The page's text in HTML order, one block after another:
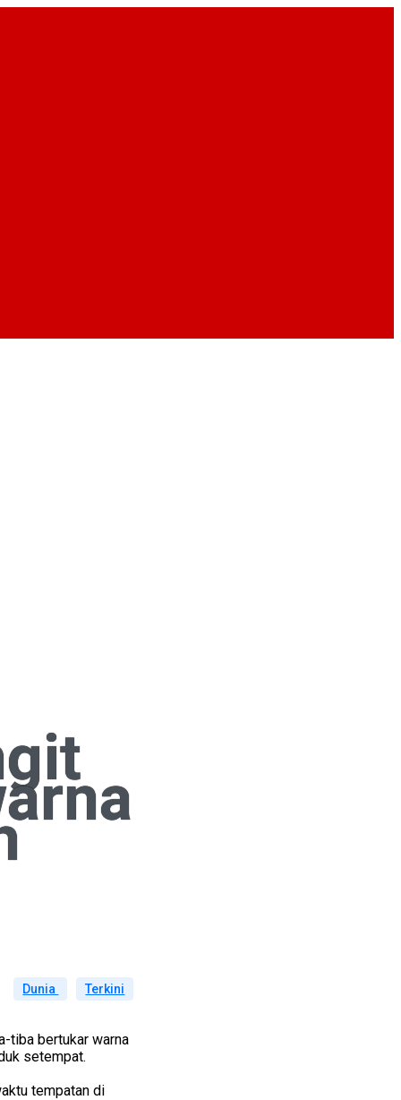
Dunia Terkini
tiba bertukar warna
setempat.
tempatan di